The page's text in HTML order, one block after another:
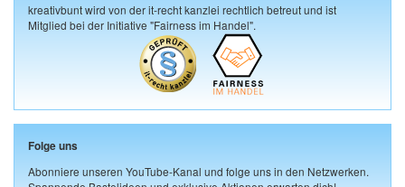
kreativbunt wird von der it-recht kanzlei rechtlich betreut und ist
Mitglied bei der Initiative "Fairness im Handel".
Folge uns
Abonniere unseren YouTube-Kanal und folge uns in den Netzwerken.